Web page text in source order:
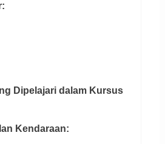
Dipelajari dalam Kursus
Kendaraan: